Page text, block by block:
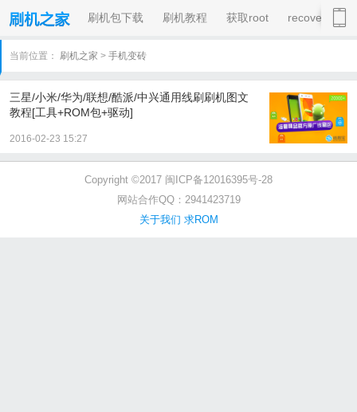
刷机包下载 刷机教程 获取root recovery
当前位置： 刷机之家 > 手机变砖
三星/小米/华为/联想/酷派/中兴通用线刷刷机图文
教程[工具+ROM包+驱动]
2016-02-23 15:27
Copyright ©2017 闽ICP备12016395号-28
网站合作QQ：2941423719
关于我们 求ROM